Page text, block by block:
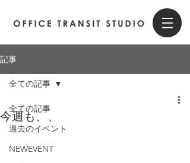
記事
全ての記事
過去のイベント
NEWEVENT
全ての記事
今週も、、